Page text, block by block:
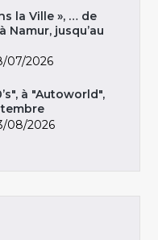
la Ville », … de
Namur, jusqu’au
07/2026
à "Autoworld",
08/2026